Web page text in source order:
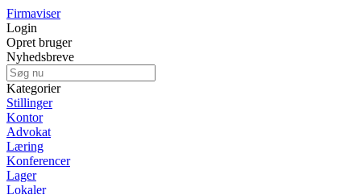
Firmaviser
Login
Opret bruger
Nyhedsbreve
Kategorier
Stillinger
Kontor
Advokat
Læring
Konferencer
Lager
Lokaler